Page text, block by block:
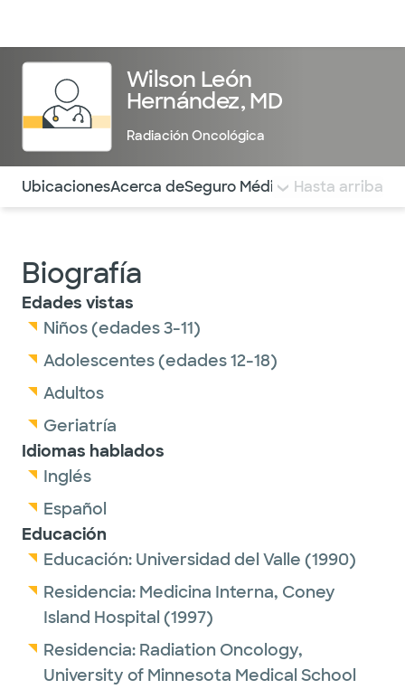
Wilson León
Hernández, MD
Radiación Oncológica
Utilice esta navegación para saltar rápidamente a
UbicacionesAcerca deSeguro Médico COMENTARIOS
Hasta arriba
Biografía
Edades vistas
Niños (edades 3-11)
Adolescentes (edades 12-18)
Adultos
Geriatría
Idiomas hablados
Inglés
Español
Educación
Educación: Universidad del Valle (1990)
Residencia: Medicina Interna, Coney
Island Hospital (1997)
Residencia: Radiation Oncology,
University of Minnesota Medical School